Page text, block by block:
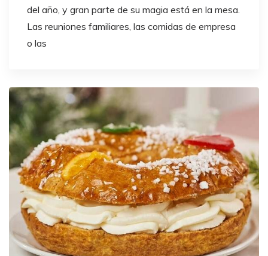
del año, y gran parte de su magia está en la mesa.
Las reuniones familiares, las comidas de empresa
o las